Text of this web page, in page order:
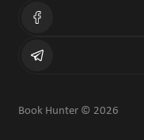
Book Hunter © 2026